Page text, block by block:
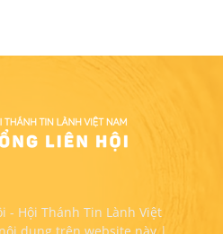
- Hội Thánh Tin Lành Việt